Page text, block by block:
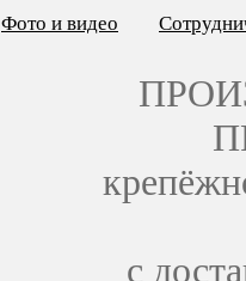
Фото и видео
с